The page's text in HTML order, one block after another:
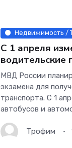
Недвижимость /
С 1 апреля
водительские
МВД России
экзамена для
транспорта. С 1
автобусов и
предусматривает
Трофим